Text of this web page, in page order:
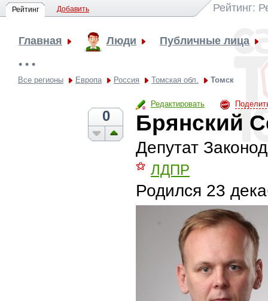
Рейтинг Добавить Рейтинг:
Главная Люди Публичные лица
• • •
Все регионы Европа Россия Томская обл. Томск
Редактировать
0 Брянский
Депутат
⚝ ЛДПР
Родился 23